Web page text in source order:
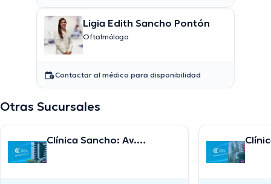
Ligia Edith Sancho Pontón
Oftalmólogo
Contactar al médico para disponibilidad
Otras Sucursales
Clínica Sancho: Av.